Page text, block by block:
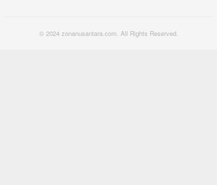
© 2024 zonanusantara.com. All Rights Reserved.